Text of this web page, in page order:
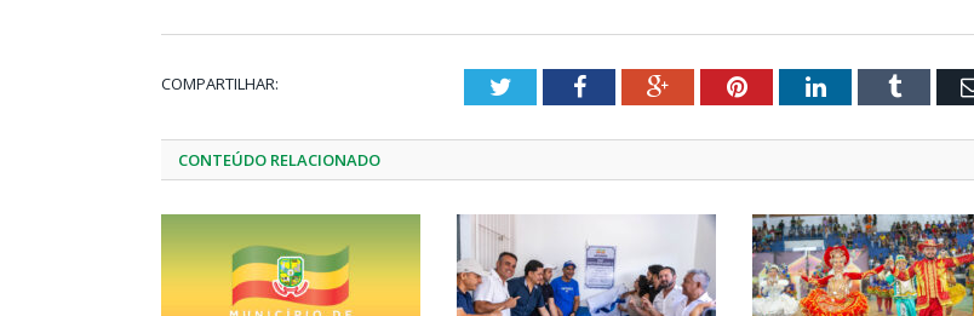
COMPARTILHAR: TwitterFacebookGoogle+PinterestLinkedInTumblr
CONTEÚDO RELACIONADO